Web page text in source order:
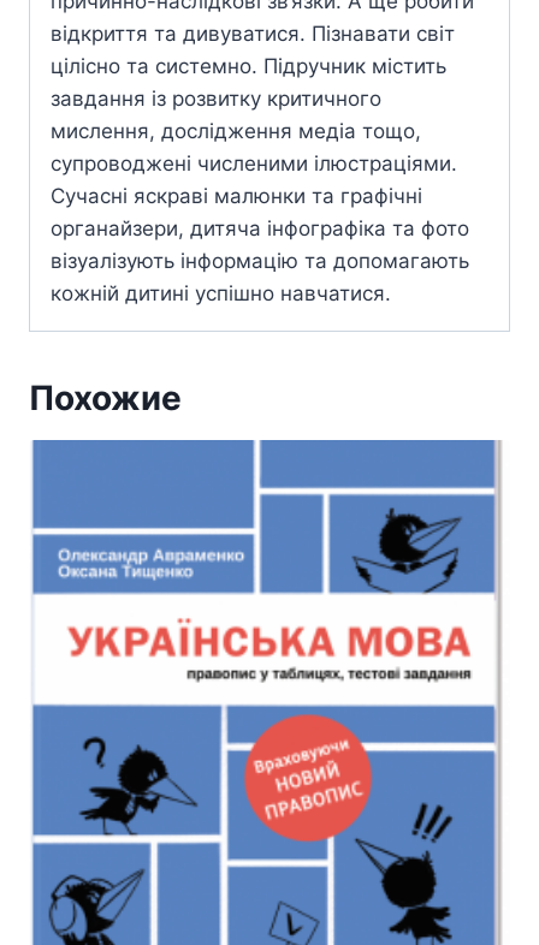
відкриття та дивуватися. Пізнавати світ
цілісно та системно. Підручник містить
завдання із розвитку критичного
мислення, дослідження медіа тощо,
супроводжені численими ілюстраціями.
Сучасні яскраві малюнки та графічні
органайзери, дитяча інфографіка та фото
візуалізують інформацію та допомагають
кожній дитині успішно навчатися.
Похожие